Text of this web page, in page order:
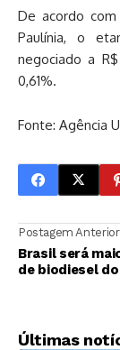
De acordo com
Paulínia, o
negociado a
0,61%.
Fonte: Agência
Postagem Anterior
Brasil será
de biodiesel
Últimas